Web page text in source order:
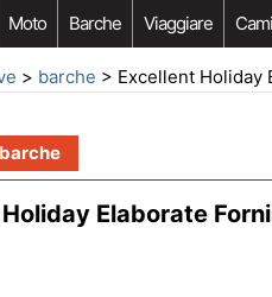
Moto Barche Viaggiare
> barche > Excellent Holiday
barche
Elaborate